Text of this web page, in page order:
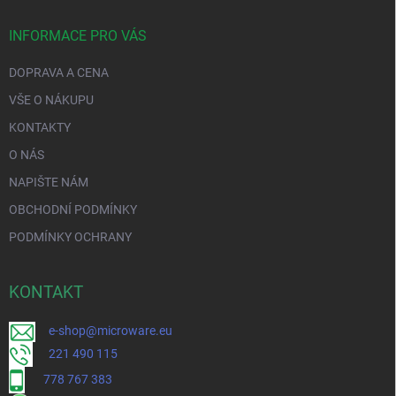
INFORMACE PRO VÁS
DOPRAVA A CENA
VŠE O NÁKUPU
KONTAKTY
O NÁS
NAPIŠTE NÁM
OBCHODNÍ PODMÍNKY
PODMÍNKY OCHRANY
KONTAKT
e-shop@microware.eu
221 490 115
778 767 383